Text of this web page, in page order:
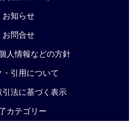
お知らせ
お問合せ
人情報などの方針
・引用について
引法に基づく表示
カテゴリー